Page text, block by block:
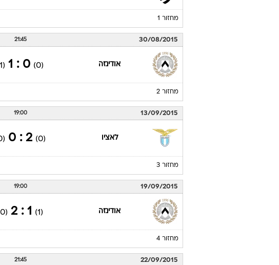
מחזור 1
30/08/2015
21:45
אודינזה (0)
0 : 1
(1)
מחזור 2
13/09/2015
19:00
לאציו (0)
2 : 0
(0)
מחזור 3
19/09/2015
19:00
אודינזה (1)
1 : 2
(0)
מחזור 4
22/09/2015
21:45